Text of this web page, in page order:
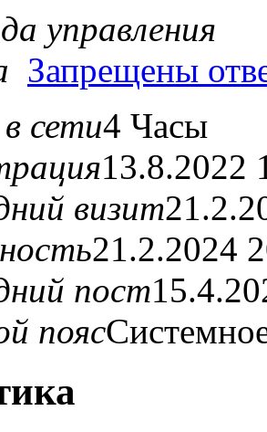
управления
Запрещены
сети4 Часы
13.8.2022
визит
21.2.2024
пост
пояс